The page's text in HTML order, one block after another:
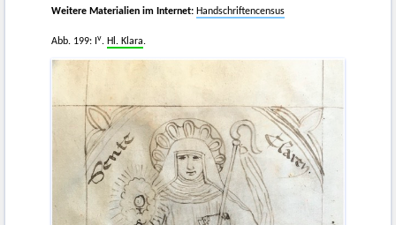
Weitere Materialien im Internet: Handschriftencensus
Abb. 199: Iv. Hl. Klara.